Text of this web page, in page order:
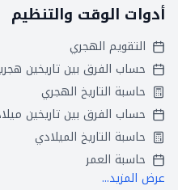
أدوات الوقت والتنظيم
التقويم الهجري
حساب الفرق بين تاريخين
حاسبة التاريخ الهجري
حساب الفرق بين تاريخين
حاسبة التاريخ الميلادي
حاسبة العمر
عرض المزيد...